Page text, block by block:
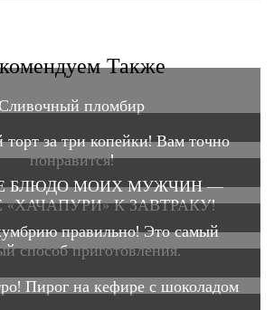
Также
пломбир
за три копейки! Вам точно
понравится!
БЛЮДО МОИХ МУЖЧИН —
К ЗАВТРАКУ!
правильно! Это самый
способ приготовления.
Пирог на кефире с шоколадом